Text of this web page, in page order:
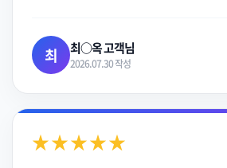
최 최○옥 고객님
2026.07.30 작성
★★★★★